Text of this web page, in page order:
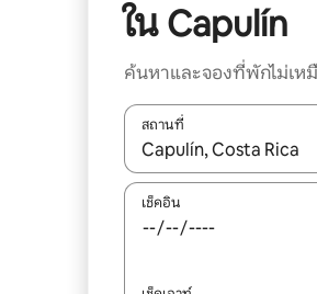
ใน Capulín
ค้นหาและจองที่พักไม่เห
สถานที่
ใช้ลูกศรขึ้นลง หรือใช้การ
เช็คอิน